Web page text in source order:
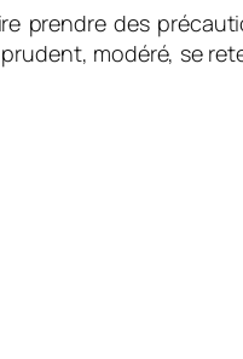
prendre des
modéré, se